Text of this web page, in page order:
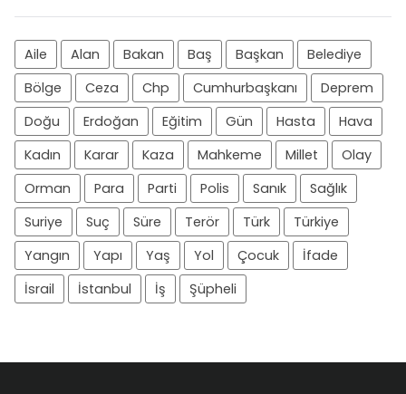
Aile Alan Bakan Baş Başkan
Belediye
Bölge
Ceza Chp Cumhurbaşkanı
Deprem
Doğu
Erdoğan Eğitim Gün Hasta
Hava
Kadın
Karar Kaza Mahkeme Millet
Olay
Orman
Para Parti Polis Sanık
Sağlık
Suriye
Suç Süre Terör Türk
Türkiye
Yangın
Yapı Yaş Yol Çocuk
İfade
İsrail
İstanbul İş Şüpheli